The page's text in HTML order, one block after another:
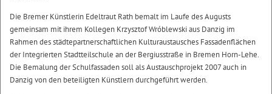
Die Bremer Künstlerin Edeltraut Rath bemalt im Laufe des Augusts
gemeinsam mit ihrem Kollegen Krzysztof Wróblewski aus Danzig im
Rahmen des städtepartnerschaftlichen Kulturaustausches Fassadenflächen
der Integrierten Stadtteilschule an der Bergiusstraße in Bremen Horn-Lehe.
Die Bemalung der Schulfassaden soll als Austauschprojekt 2007 auch in
Danzig von den beteiligten Künstlern durchgeführt werden.